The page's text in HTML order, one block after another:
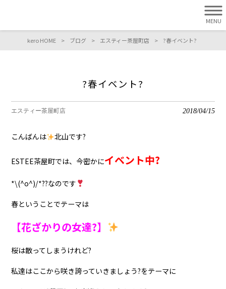
MENU
kero HOME > ブログ > エスティー茶屋町店 > ?春イベント?
?春イベント?
エスティー茶屋町店 2018/04/15
こんばんは 北山です?
ESTEE茶屋町では、今密かにイベント中?
*\(^o^)/*?‍?なのです
春ということでテーマは
【花ざかりの女達?】
桜は散ってしまうけれど?
私達はここから咲き誇っていきましょう?をテーマに